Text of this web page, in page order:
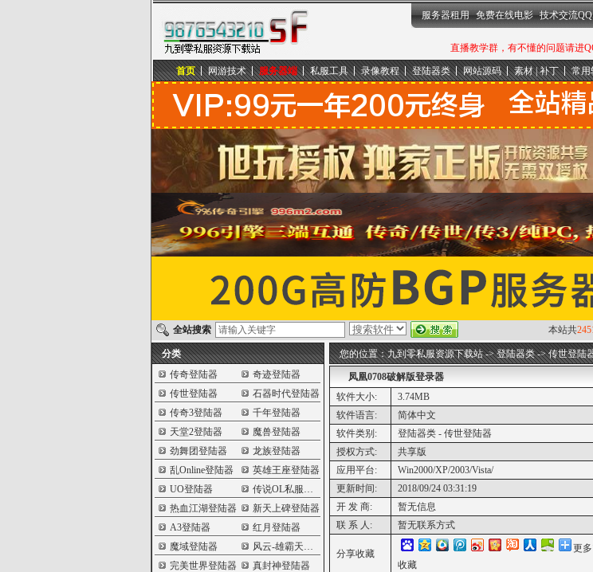
九到零私服资源下载站
直播教学群，有不懂的问题请进
服务器租用 免费在线电影 技术交流
首页 网游技术 服务器端 私服工具 录像教程 登陆器类 网站源码 素材 | 补丁 常用
本站共
全站搜索
分类
传奇登陆器
奇迹登陆器
传世登陆器
石器时代登陆器
传奇3登陆器
千年登陆器
天堂2登陆器
魔兽登陆器
劲舞团登陆器
龙族登陆器
乱Online登陆器
英雄王座登陆器
UO登陆器
传说OL私服登陆器
热血江湖登陆器
新天上碑登陆器
A3登陆器
红月登陆器
魔域登陆器
风云-雄霸天下登陆器
完美世界登陆器
真封神登陆器
您的位置：九到零私服资源下载站->登陆器类->传世登陆
凤凰0708破解版登录器
软件大小:
3.74MB
软件语言:
简体中文
软件类别:
登陆器类 - 传世登陆器
授权方式:
共享版
应用平台:
Win2000/XP/2003/Vista/
更新时间:
2018/09/24 03:31:19
开 发 商:
暂无信息
联 系 人:
暂无联系方式
分享收藏
更多
收藏